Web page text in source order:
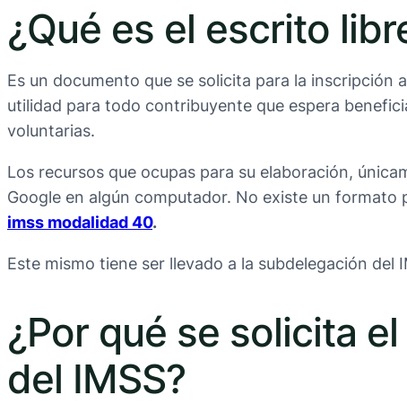
¿Qué es el escrito
Es un documento que se solicita para la inscripción
utilidad para todo contribuyente que espera
voluntarias.
Los recursos que ocupas para su elaboración,
Google en algún computador. No existe un
imss modalidad 40.
Este mismo tiene ser llevado a la subdelegación
¿Por qué se solicita
del IMSS?